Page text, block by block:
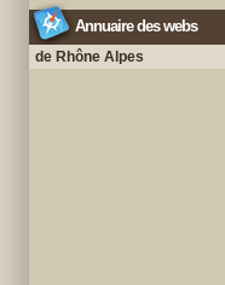
Annuaire des webs
de Rhône Alpes